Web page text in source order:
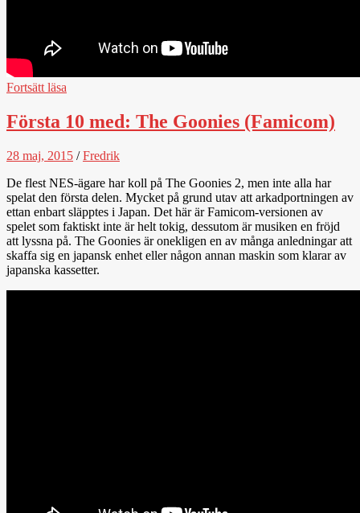
Fortsätt läsa
Första 10 med: The Goonies (Famicom)
28 maj, 2015 /Fredrik
De flest NES-ägare har koll på The Goonies 2, men inte alla har
spelat den första delen. Mycket på grund utav att arkadportningen av
ettan enbart släpptes i Japan. Det här är Famicom-versionen av
spelet som faktiskt inte är helt tokig, dessutom är musiken en fröjd
att lyssna på. The Goonies är onekligen en av många anledningar att
skaffa sig en japansk enhet eller någon annan maskin som klarar av
japanska kassetter.